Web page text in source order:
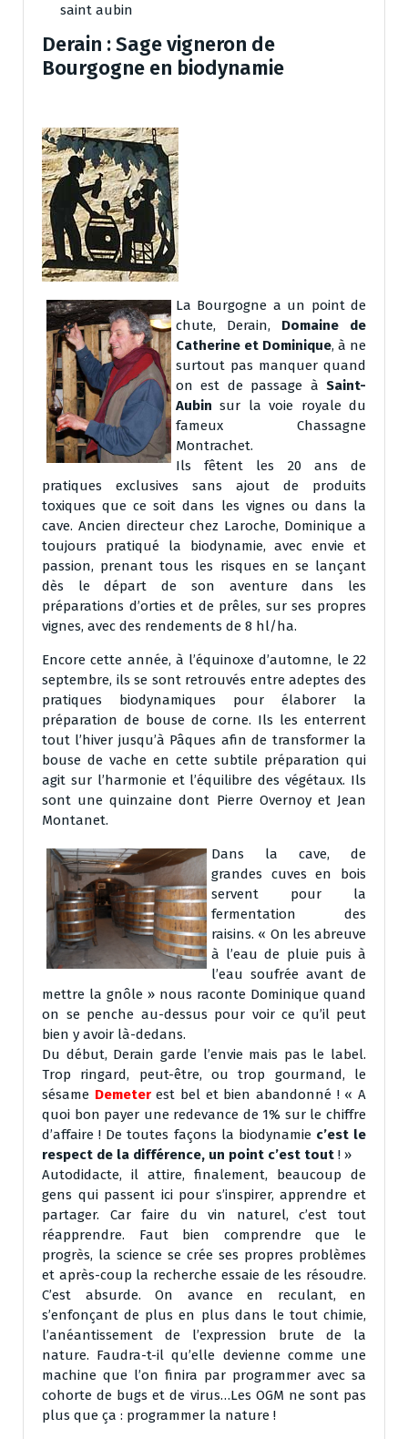
saint aubin
Derain : Sage vigneron de
Bourgogne en biodynamie
La Bourgogne a un point de
chute, Derain, Domaine de
Catherine et Dominique, à ne
surtout pas manquer quand
on est de passage à Saint-
Aubin sur la voie royale du
fameux Chassagne
Montrachet.
Ils fêtent les 20 ans de
pratiques exclusives sans ajout de produits
toxiques que ce soit dans les vignes ou dans la
cave. Ancien directeur chez Laroche, Dominique a
toujours pratiqué la biodynamie, avec envie et
passion, prenant tous les risques en se lançant
dès le départ de son aventure dans les
préparations d’orties et de prêles, sur ses propres
vignes, avec des rendements de 8 hl/ha.
Encore cette année, à l’équinoxe d’automne, le 22
septembre, ils se sont retrouvés entre adeptes des
pratiques biodynamiques pour élaborer la
préparation de bouse de corne. Ils les enterrent
tout l’hiver jusqu’à Pâques afin de transformer la
bouse de vache en cette subtile préparation qui
agit sur l’harmonie et l’équilibre des végétaux. Ils
sont une quinzaine dont Pierre Overnoy et Jean
Montanet.
Dans la cave, de
grandes cuves en bois
servent pour la
fermentation des
raisins. « On les abreuve
à l’eau de pluie puis à
l’eau soufrée avant de
mettre la gnôle » nous raconte Dominique quand
on se penche au-dessus pour voir ce qu’il peut
bien y avoir là-dedans.
Du début, Derain garde l’envie mais pas le label.
Trop ringard, peut-être, ou trop gourmand, le
sésame Demeterest bel et bien abandonné ! « A
quoi bon payer une redevance de 1% sur le chiffre
d’affaire ! De toutes façons la biodynamie c’est le
respect de la différence, un point c’est tout ! »
Autodidacte, il attire, finalement, beaucoup de
gens qui passent ici pour s’inspirer, apprendre et
partager. Car faire du vin naturel, c’est tout
réapprendre. Faut bien comprendre que le
progrès, la science se crée ses propres problèmes
et après-coup la recherche essaie de les résoudre.
C’est absurde. On avance en reculant, en
s’enfonçant de plus en plus dans le tout chimie,
l’anéantissement de l’expression brute de la
nature. Faudra-t-il qu’elle devienne comme une
machine que l’on finira par programmer avec sa
cohorte de bugs et de virus…Les OGM ne sont pas
plus que ça : programmer la nature !